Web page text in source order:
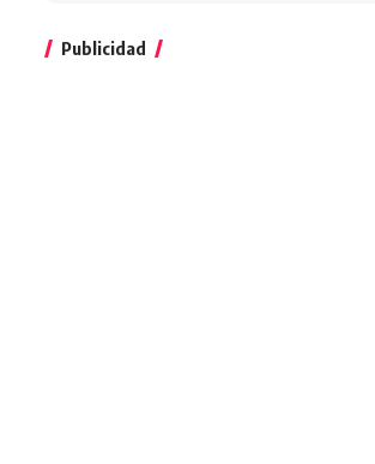
Publicidad